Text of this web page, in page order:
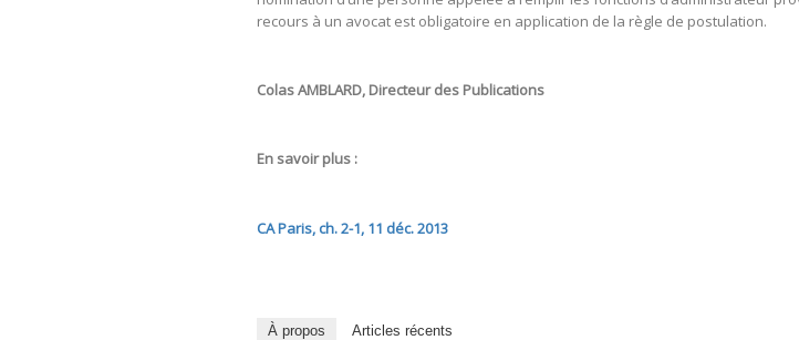
recours à un avocat est obligatoire en application de la règle de postulation.
Colas AMBLARD, Directeur des Publications
En savoir plus :
CA Paris, ch. 2-1, 11 déc. 2013
À propos Articles récents